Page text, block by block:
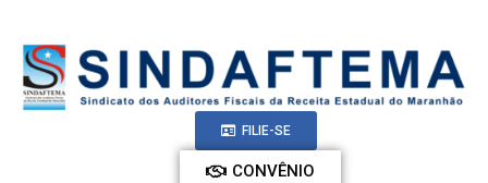
FILIE-SE
CONVÊNIO